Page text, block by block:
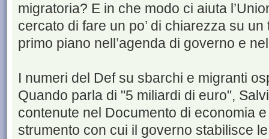
migratoria? E in che modo ci aiuta
cercato di fare un po’ di chiarezza su
primo piano nell’agenda di governo e
I numeri del Def su sbarchi e migranti
Quando parla di "5 miliardi di euro",
contenute nel Documento di economia
strumento con cui il governo stabilisce